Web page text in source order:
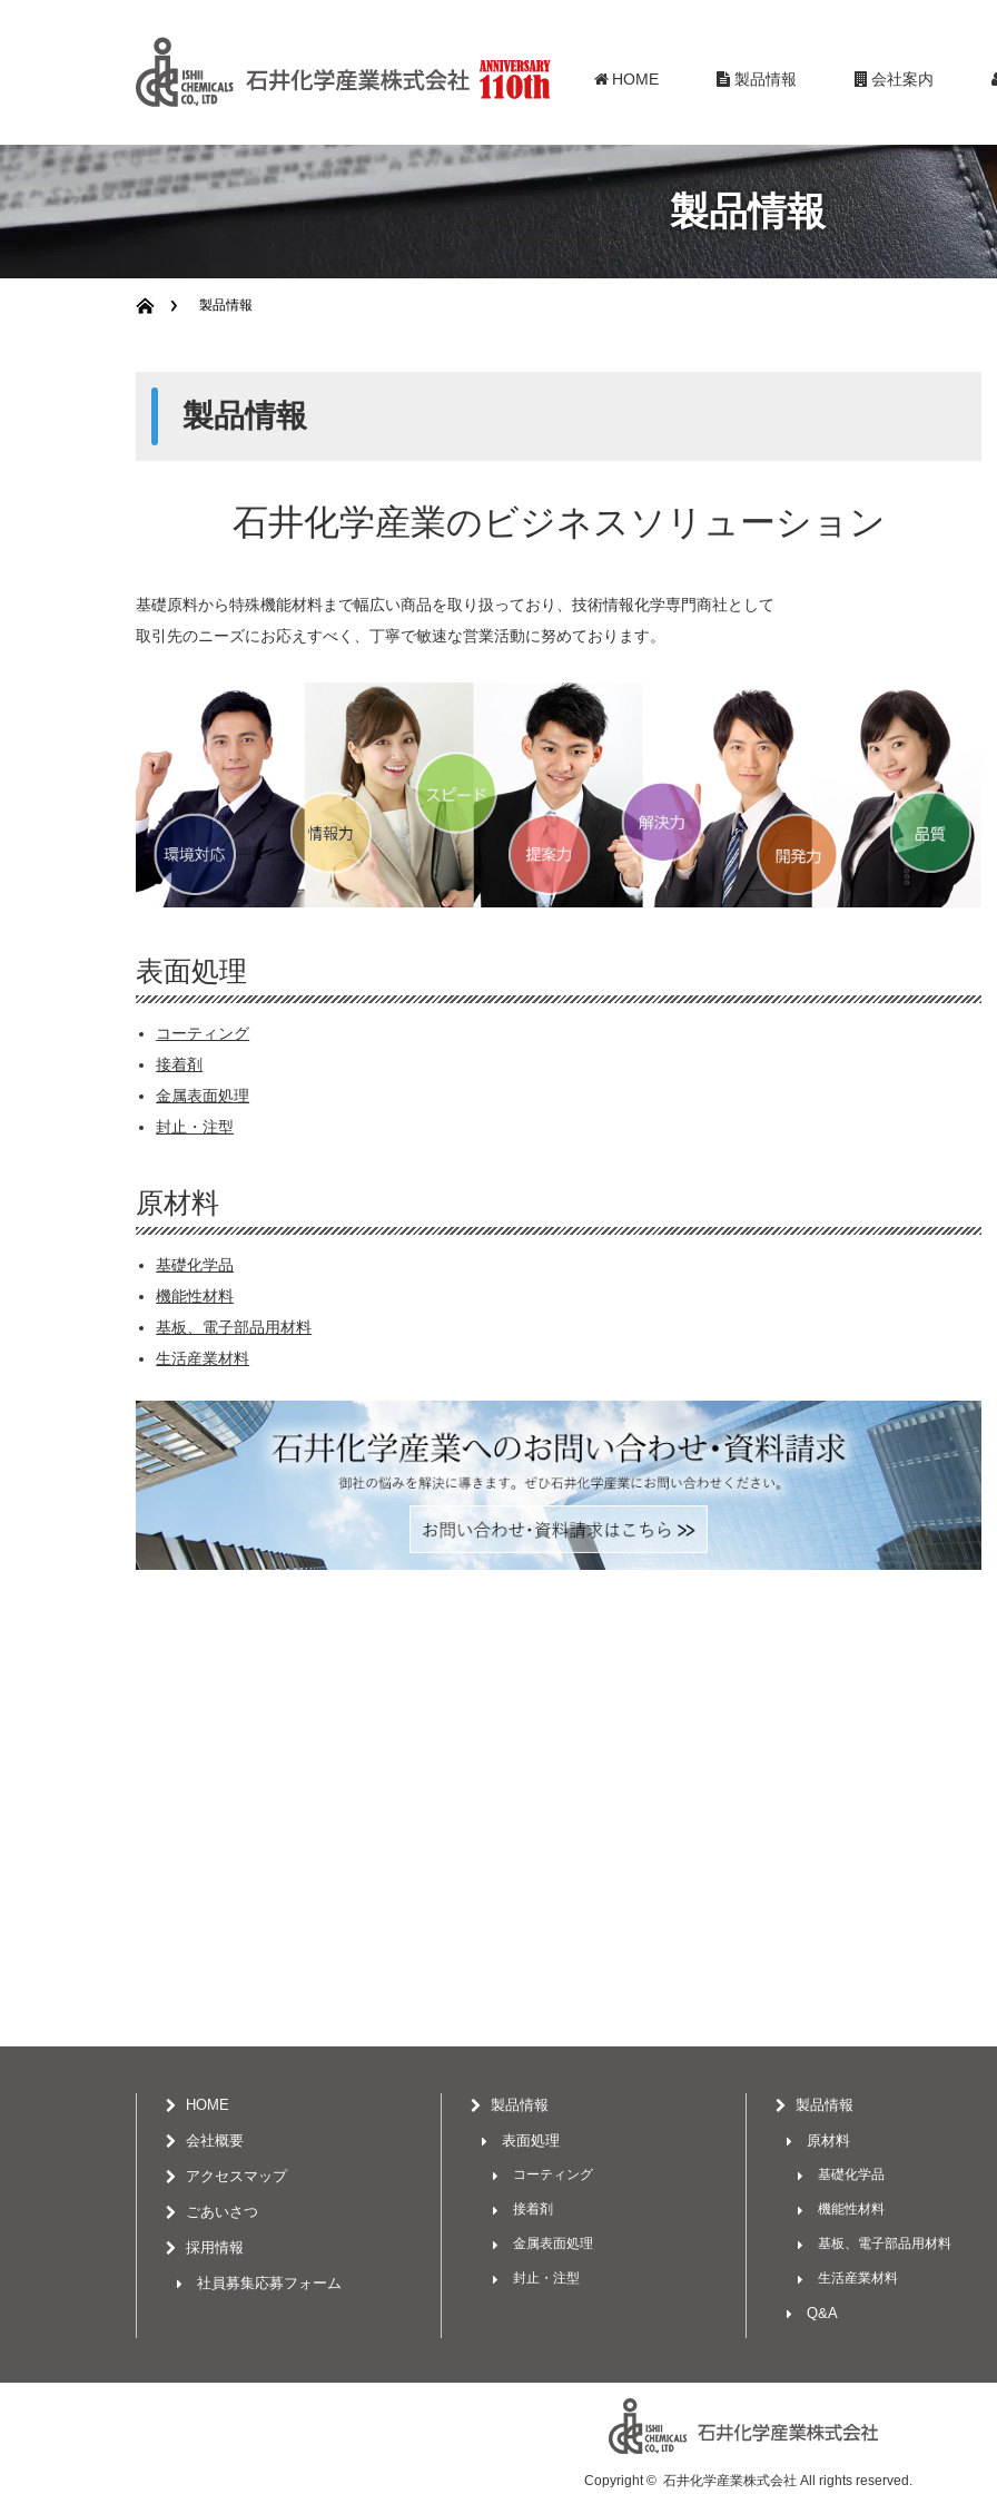
HOME 製品情報 会社案内
製品情報
製品情報
製品情報
石井化学産業のビジネスソリューション
基礎原料から特殊機能材料まで幅広い商品を取り扱っており、技術情報化学専門商社として
取引先のニーズにお応えすべく、丁寧で敏速な営業活動に努めております。
表面処理
コーティング
接着剤
金属表面処理
封止・注型
原材料
基礎化学品
機能性材料
基板、電子部品用材料
生活産業材料
HOME
会社概要
アクセスマップ
ごあいさつ
採用情報
社員募集応募フォーム
製品情報
表面処理
コーティング
接着剤
金属表面処理
封止・注型
製品情報
原材料
基礎化学品
機能性材料
基板、電子部品用材料
生活産業材料
Q&A
Copyright © 石井化学産業株式会社 All rights reserved.